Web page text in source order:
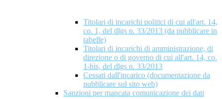
Titolari di incarichi politici di cui all'art. 14,
co. 1, del dlgs n. 33/2013 (da pubblicare in
tabelle)
Titolari di incarichi di amministrazione, di
direzione o di governo di cui all'art. 14, co.
1-bis, del dlgs n. 33/2013
Cessati dall'incarico (documentazione da
pubblicare sul sito web)
Sanzioni per mancata comunicazione dei dati